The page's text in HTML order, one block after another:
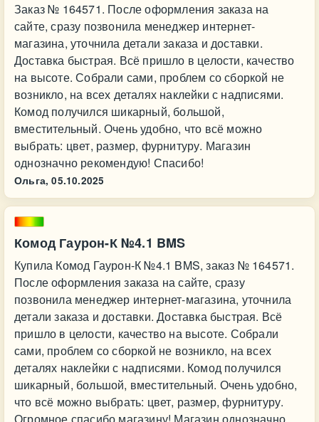
Заказ № 164571. После оформления заказа на
сайте, сразу позвонила менеджер интернет-
магазина, уточнила детали заказа и доставки.
Доставка быстрая. Всё пришло в целости, качество
на высоте. Собрали сами, проблем со сборкой не
возникло, на всех деталях наклейки с надписями.
Комод получился шикарный, большой,
вместительный. Очень удобно, что всё можно
выбрать: цвет, размер, фурнитуру. Магазин
однозначно рекомендую! Спасибо!
Ольга, 05.10.2025
Комод Гаурон-К №4.1 BMS
Купила Комод Гаурон-К №4.1 BMS, заказ № 164571.
После оформления заказа на сайте, сразу
позвонила менеджер интернет-магазина, уточнила
детали заказа и доставки. Доставка быстрая. Всё
пришло в целости, качество на высоте. Собрали
сами, проблем со сборкой не возникло, на всех
деталях наклейки с надписями. Комод получился
шикарный, большой, вместительный. Очень удобно,
что всё можно выбрать: цвет, размер, фурнитуру.